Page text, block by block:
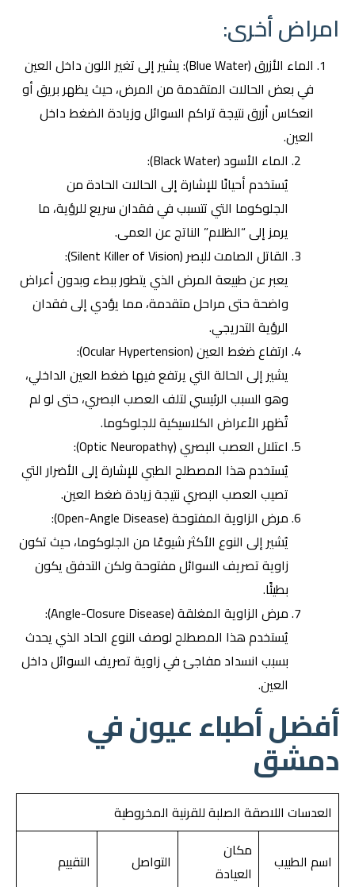
امراض أخرى:
الماء الأزرق (Blue Water): يشير إلى تغير اللون داخل العين
في بعض الحالات المتقدمة من المرض، حيث يظهر بريق أو
انعكاس أزرق نتيجة تراكم السوائل وزيادة الضغط داخل
العين.
الماء الأسود (Black Water):
يُستخدم أحيانًا للإشارة إلى الحالات الحادة من
الجلوكوما التي تتسبب في فقدان سريع للرؤية، ما
يرمز إلى “الظلام” الناتج عن العمى.
القاتل الصامت للبصر(Silent Killer of Vision):
يعبر عن طبيعة المرض الذي يتطور ببطء وبدون أعراض
واضحة حتى مراحل متقدمة، مما يؤدي إلى فقدان
الرؤية التدريجي.
ارتفاع ضغط العين (Ocular Hypertension):
يشير إلى الحالة التي يرتفع فيها ضغط العين الداخلي،
وهو السبب الرئيسي لتلف العصب البصري، حتى لو لم
تُظهر الأعراض الكلاسيكية للجلوكوما.
اعتلال العصب البصري (Optic Neuropathy):
يُستخدم هذا المصطلح الطبي للإشارة إلى الأضرار التي
تصيب العصب البصري نتيجة زيادة ضغط العين.
مرض الزاوية المفتوحة (Open-Angle Disease):
يُشير إلى النوع الأكثر شيوعًا من الجلوكوما، حيث تكون
زاوية تصريف السوائل مفتوحة ولكن التدفق يكون
بطيئًا.
مرض الزاوية المغلقة (Angle-Closure Disease):
يُستخدم هذا المصطلح لوصف النوع الحاد الذي يحدث
بسبب انسداد مفاجئ في زاوية تصريف السوائل داخل
العين.
أفضل أطباء عيون في
دمشق
العدسات اللاصقة الصلبة للقرنية المخروطية
اسم الطبيب
مكان
العيادة
التواصل التقييم